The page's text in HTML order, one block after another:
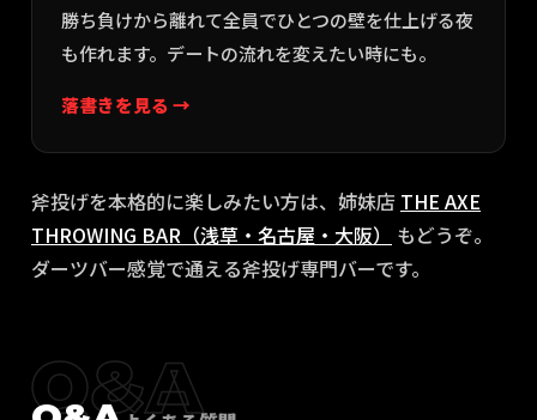
勝ち負けから離れて全員でひとつの壁を仕上げる夜
も作れます。デートの流れを変えたい時にも。
落書きを見る →
斧投げを本格的に楽しみたい方は、姉妹店 THE AXE
THROWING BAR（浅草・名古屋・大阪）
もどうぞ。
ダーツバー感覚で通える斧投げ専門バーです。
Q&A